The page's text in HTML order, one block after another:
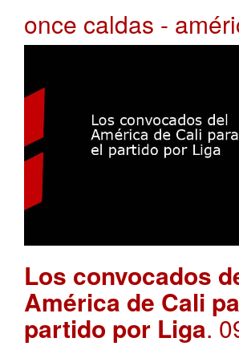
once caldas -
Los convocados
América de Cali
partido por Liga.